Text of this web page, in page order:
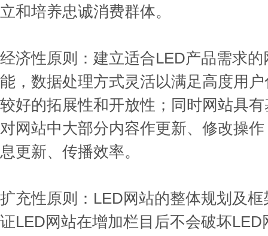
立和培养忠诚消费群体。
经济性原则：建立适合LED产品需求
能，数据处理方式灵活以满足高度用
较好的拓展性和开放性；同时网站具
对网站中大部分内容作更新、修改操
息更新、传播效率。
扩充性原则：LED网站的整体规划及
证LED网站在增加栏目后不会破坏